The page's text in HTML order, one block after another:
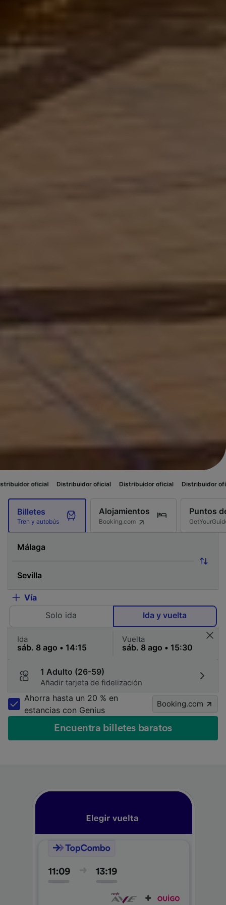
Distribuidor oficial Distribuidor oficial Distribuidor oficial
Billetes
Tren y autobús
Alojamientos
Booking.com
Puntos
Vía
Solo ida
Ida y vuelta
Ida Vuelta
1 Adulto (26-59)
Añadir tarjeta de fidelización
Ahorra hasta un 20 % en
estancias con Genius
Booking.com
Encuentra billetes baratos